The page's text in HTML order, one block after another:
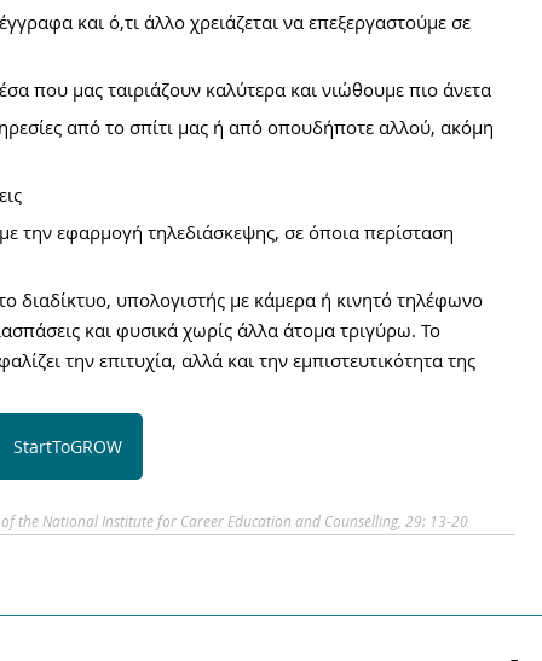
και ό,τι άλλο χρειάζεται να επεξεργαστούμε σε
που μας ταιριάζουν καλύτερα και νιώθουμε πιο άνετα
από το σπίτι μας ή από οπουδήποτε αλλού, ακόμη
την εφαρμογή τηλεδιάσκεψης, σε όποια περίσταση
διαδίκτυο, υπολογιστής με κάμερα ή κινητό τηλέφωνο
και φυσικά χωρίς άλλα άτομα τριγύρω. Το
την επιτυχία, αλλά και την εμπιστευτικότητα της
StartToGROW
the National Institute for Career Education and Counselling, 29: 13-20